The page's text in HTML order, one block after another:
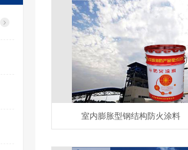
室内膨胀型钢结构防火涂料